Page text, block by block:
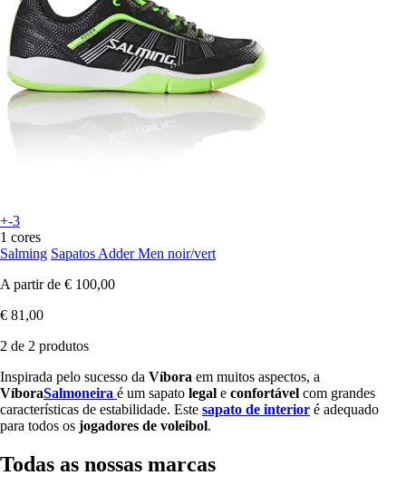
+-3
1 cores
Salming Sapatos Adder Men noir/vert
A partir de € 100,00
€ 81,00
2 de 2 produtos
Inspirada pelo sucesso da Víbora em muitos aspectos, a
VíboraSalmoneira é um sapato legal e confortável com grandes
características de estabilidade. Este sapato de interior é adequado
para todos os jogadores de voleibol.
Todas as nossas marcas